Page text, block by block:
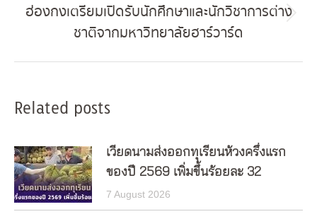
post:
ฮ่องกงเตรียมเปิดรับนักศึกษาและนักวิชาการต่าง
ชาติจากมหาวิทยาลัยฮาร์วาร์ด
Related posts
เวียดนามส่งออกทุเรียนห้วงครึ่งแรก
ของปี 2569 เพิ่มขึ้นร้อยละ 32
7 August 2026